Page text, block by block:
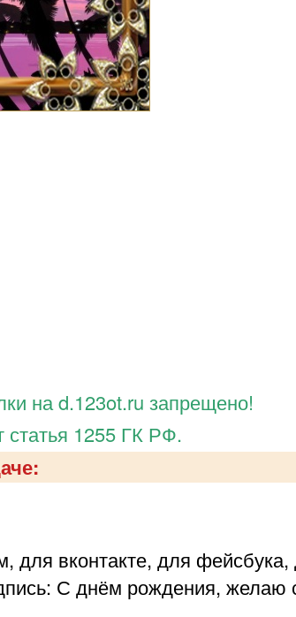
на d.123ot.ru запрещено!
1255 ГК РФ.
для вконтакте, для фейсбука,
С днём рождения, желаю